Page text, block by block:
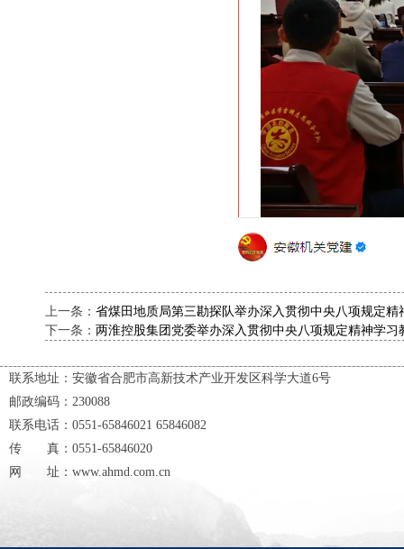
上一条： 省煤田地质局第三勘探队举办深入贯彻中央八项规定
下一条： 两淮控股集团党委举办深入贯彻中央八项规定精神学
联系地址：安徽省合肥市高新技术产业开发区科学大道6号
邮政编码：230088
联系电话：0551-65846021 65846082
传 真：0551-65846020
网 址：www.ahmd.com.cn